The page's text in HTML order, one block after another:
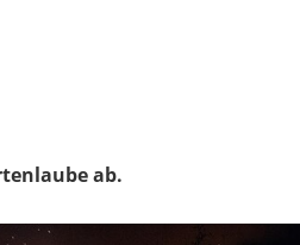
ab.